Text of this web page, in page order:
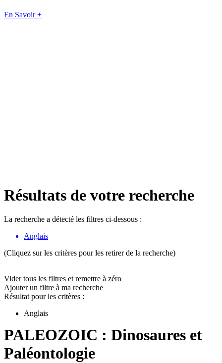
En Savoir +
Résultats de votre recherche
La recherche a détecté les filtres ci-dessous :
Anglais
(Cliquez sur les critères pour les retirer de la recherche)
Vider tous les filtres et remettre à zéro
Ajouter un filtre à ma recherche
Résultat pour les critères :
Anglais
PALEOZOIC : Dinosaures et
Paléontologie